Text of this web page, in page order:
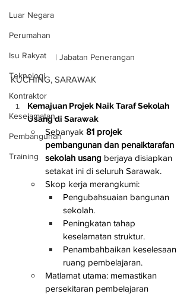
Luar Negara
Perumahan
Isu Rakyat
Teknologi
Kontraktor
Keselamatan
Pembangunan
Training
| Jabatan Penerangan
KUCHING, SARAWAK
Kemajuan Projek Naik Taraf Sekolah
Usang di Sarawak
Sebanyak 81 projek
pembangunan dan penaiktarafan
sekolah usang berjaya disiapkan
setakat ini di seluruh Sarawak.
Skop kerja merangkumi:
Pengubahsuaian bangunan
sekolah.
Peningkatan tahap
keselamatan struktur.
Penambahbaikan keselesaan
ruang pembelajaran.
Matlamat utama: memastikan
persekitaran pembelajaran